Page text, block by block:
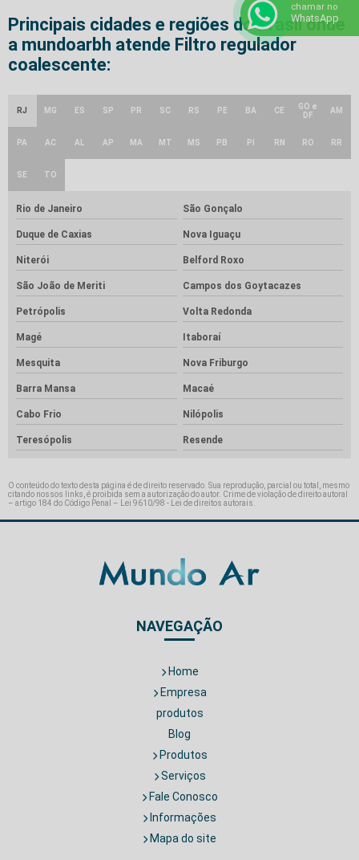
Principais cidades e regiões do Brasil onde
a mundoarbh atende Filtro regulador
coalescente:
RJ MG ES SP PR SC RS PE BA CE
GO e
DF
AM
PA AC AL AP MA MT MS PB PI RN RO RR
SE TO
Rio de Janeiro São Gonçalo
Duque de Caxias Nova Iguaçu
Niterói Belford Roxo
São João de Meriti Campos dos Goytacazes
Petrópolis Volta Redonda
Magé Itaboraí
Mesquita Nova Friburgo
Barra Mansa Macaé
Cabo Frio Nilópolis
Teresópolis Resende
O conteúdo do texto desta página é de direito reservado. Sua reprodução, parcial ou total, mesmo
citando nossos links, é proibida sem a autorização do autor. Crime de violação de direito autoral
– artigo 184 do Código Penal –
Lei 9610/98 - Lei de direitos autorais
NAVEGAÇÃO
Home
Empresa
produtos
Blog
Produtos
Serviços
Fale Conosco
Informações
Mapa do site
chamar no
WhatsApp